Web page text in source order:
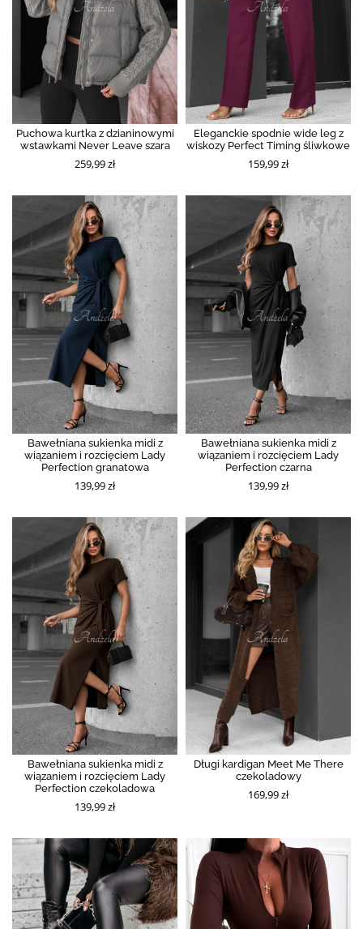
Puchowa kurtka z dzianinowymi
wstawkami Never Leave szara
259,99 zł
Eleganckie spodnie wide leg z
wiskozy Perfect Timing śliwkowe
159,99 zł
Bawełniana sukienka midi z
wiązaniem i rozcięciem Lady
Perfection granatowa
139,99 zł
Bawełniana sukienka midi z
wiązaniem i rozcięciem Lady
Perfection czarna
139,99 zł
Bawełniana sukienka midi z
wiązaniem i rozcięciem Lady
Perfection czekoladowa
139,99 zł
Długi kardigan Meet Me There
czekoladowy
169,99 zł